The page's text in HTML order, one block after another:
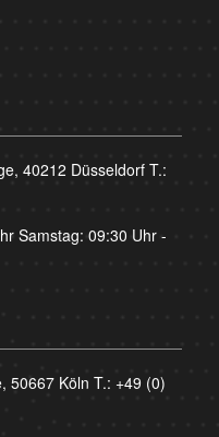
40212 Düsseldorf T.:
Samstag: 09:30 Uhr -
50667 Köln T.: +49 (0)